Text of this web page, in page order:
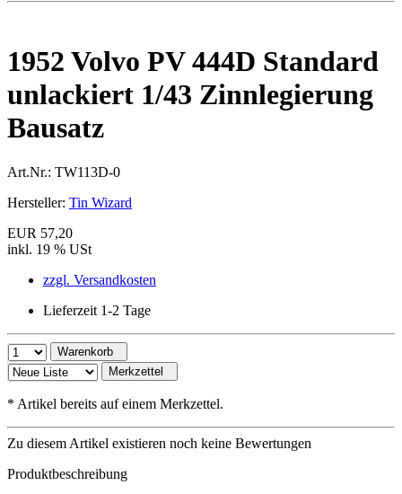
1952 Volvo PV 444D Standard
unlackiert 1/43 Zinnlegierung
Bausatz
Art.Nr.: TW113D-0
Hersteller: Tin Wizard
EUR 57,20
inkl. 19 % USt
zzgl. Versandkosten
Lieferzeit 1-2 Tage
Warenkorb
Merkzettel
* Artikel bereits auf einem Merkzettel.
Zu diesem Artikel existieren noch keine Bewertungen
Produktbeschreibung